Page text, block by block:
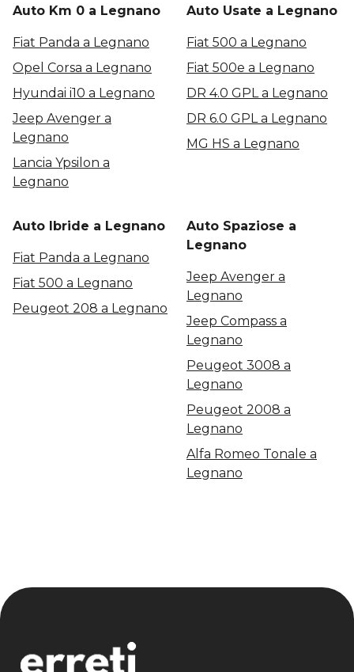
Auto Km 0 a Legnano
Fiat Panda a Legnano
Opel Corsa a Legnano
Hyundai i10 a Legnano
Jeep Avenger a
Legnano
Lancia Ypsilon a
Legnano
Auto Usate a Legnano
Fiat 500 a Legnano
Fiat 500e a Legnano
DR 4.0 GPL a Legnano
DR 6.0 GPL a Legnano
MG HS a Legnano
Auto Ibride a Legnano
Fiat Panda a Legnano
Fiat 500 a Legnano
Peugeot 208 a Legnano
Auto Spaziose a
Legnano
Jeep Avenger a
Legnano
Jeep Compass a
Legnano
Peugeot 3008 a
Legnano
Peugeot 2008 a
Legnano
Alfa Romeo Tonale a
Legnano